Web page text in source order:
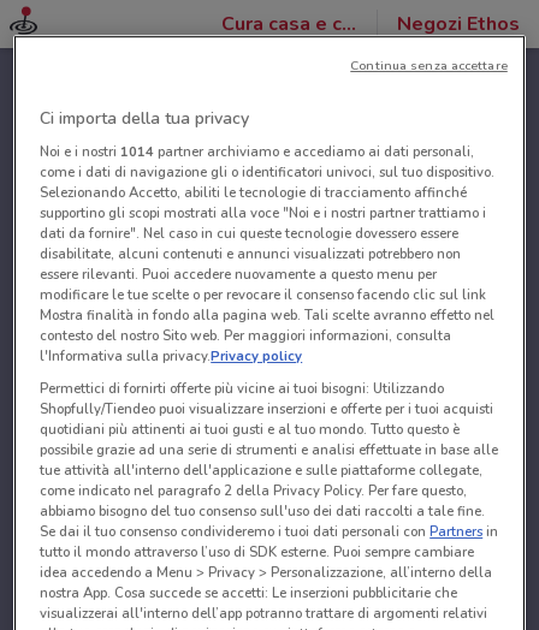
Cura casa e corpo Negozi Ethos
Ci importa della tua privacy
Noi e i nostri 1014partner archiviamo e accediamo ai dati personali,
come i dati di navigazione gli o identificatori univoci, sul tuo dispositivo.
Selezionando Accetto, abiliti le tecnologie di tracciamento affinché
supportino gli scopi mostrati alla voce "Noi e i nostri partner trattiamo i
dati da fornire". Nel caso in cui queste tecnologie dovessero essere
disabilitate, alcuni contenuti e annunci visualizzati potrebbero non
essere rilevanti. Puoi accedere nuovamente a questo menu per
modificare le tue scelte o per revocare il consenso facendo clic sul link
Mostra finalità in fondo alla pagina web. Tali scelte avranno effetto nel
contesto del nostro Sito web. Per maggiori informazioni, consulta
l'Informativa sulla privacy.Privacy policy
Permettici di fornirti offerte più vicine ai tuoi bisogni: Utilizzando
Shopfully/Tiendeo puoi visualizzare inserzioni e offerte per i tuoi acquisti
quotidiani più attinenti ai tuoi gusti e al tuo mondo. Tutto questo è
possibile grazie ad una serie di strumenti e analisi effettuate in base alle
tue attività all'interno dell'applicazione e sulle piattaforme collegate,
come indicato nel paragrafo 2 della Privacy Policy. Per fare questo,
abbiamo bisogno del tuo consenso sull'uso dei dati raccolti a tale fine.
Se dai il tuo consenso condivideremo i tuoi dati personali conPartnersin
tutto il mondo attraverso l’uso di SDK esterne. Puoi sempre cambiare
idea accedendo a Menu > Privacy > Personalizzazione, all’interno della
nostra App. Cosa succede se accetti: Le inserzioni pubblicitarie che
visualizzerai all'interno dell’app potranno trattare di argomenti relativi
Continua senza accettare